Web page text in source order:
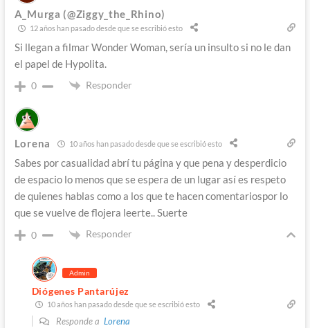
A_Murga (@Ziggy_the_Rhino)
12 años han pasado desde que se escribió esto
Si llegan a filmar Wonder Woman, sería un insulto si no le dan
el papel de Hypolita.
0 Responder
Lorena 10 años han pasado desde que se escribió esto
Sabes por casualidad abrí tu página y que pena y desperdicio
de espacio lo menos que se espera de un lugar así es respeto
de quienes hablas como a los que te hacen comentariospor lo
que se vuelve de flojera leerte.. Suerte
0 Responder
Admin
Diógenes Pantarújez
10 años han pasado desde que se escribió esto
Responde a Lorena